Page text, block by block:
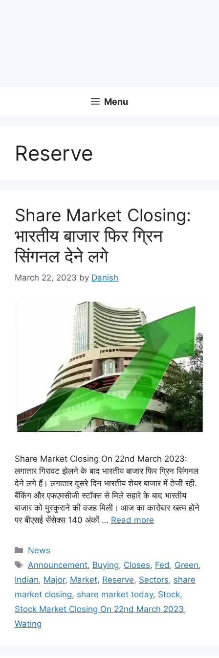
Menu
Reserve
Share Market Closing:
भारतीय बाजार फिर ग्रिन
सिंगनल देने लगे
March 22, 2023 by Danish
Share Market Closing On 22nd March 2023:
लगातार गिरावट झेलने के बाद भारतीय बाजार फिर ग्रिन सिंगनल
देने लगे हैं। लगातार दूसरे दिन भारतीय शेयर बाजार में तेजी रही.
बैंकिंग और एफएमसीजी स्टॉक्स से मिले सहारे के बाद भारतीय
बाजार को मुस्कुराने की वजह मिली। आज का कारोबार खत्म होने
पर बीएसई सेंसेक्स 140 अंकों … Read more
Categories
News
Tags
Announcement, Buying, Closes, Fed, Green,
Indian, Major, Market, Reserve, Sectors, share
market closing, share market today, Stock,
Stock Market Closing On 22nd March 2023,
Wating